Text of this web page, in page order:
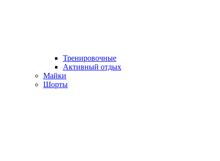
Тренировочные
Активный отдых
Майки
Шорты